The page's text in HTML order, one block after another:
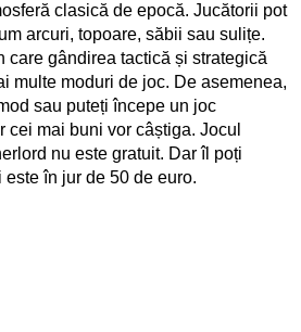
clasică de epocă. Jucătorii pot
arcuri, topoare, săbii sau sulițe.
care gândirea tactică și strategică
multe moduri de joc. De asemenea,
sau puteți începe un joc
cei mai buni vor câștiga. Jocul
nu este gratuit. Dar îl poți
în jur de 50 de euro.